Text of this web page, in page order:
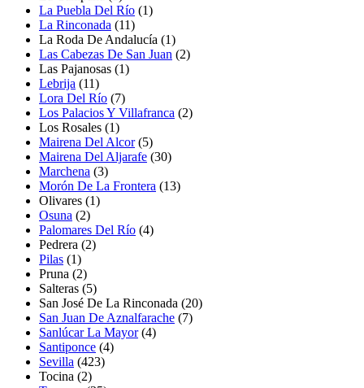
La Puebla Del Río (1)
La Rinconada (11)
La Roda De Andalucía (1)
Las Cabezas De San Juan (2)
Las Pajanosas (1)
Lebrija (11)
Lora Del Río (7)
Los Palacios Y Villafranca (2)
Los Rosales (1)
Mairena Del Alcor(5)
Mairena Del Aljarafe (30)
Marchena (3)
Morón De La Frontera (13)
Olivares (1)
Osuna (2)
Palomares Del Río (4)
Pedrera (2)
Pilas (1)
Pruna (2)
Salteras (5)
San José De La Rinconada (20)
San Juan De Aznalfarache (7)
Sanlúcar La Mayor(4)
Santiponce (4)
Sevilla (423)
Tocina (2)